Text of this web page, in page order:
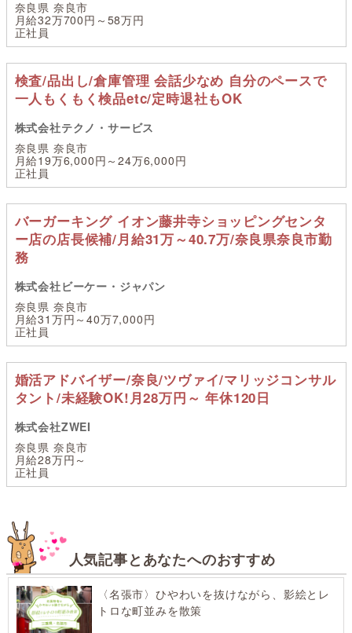
奈良県 奈良市
月給32万700円～58万円
正社員
検査/品出し/倉庫管理 会話少なめ 自分のペースで
一人もくもく検品etc/定時退社もOK
株式会社テクノ・サービス
奈良県 奈良市
月給19万6,000円～24万6,000円
正社員
バーガーキング イオン藤井寺ショッピングセンタ
ー店の店長候補/月給31万～40.7万/奈良県奈良市勤
務
株式会社ビーケー・ジャパン
奈良県 奈良市
月給31万円～40万7,000円
正社員
婚活アドバイザー/奈良/ツヴァイ/マリッジコンサル
タント/未経験OK!月28万円～ 年休120日
株式会社ZWEI
奈良県 奈良市
月給28万円～
正社員
人気記事とあなたへのおすすめ
〈名張市〉ひやわいを抜けながら、影絵とレ
トロな町並みを散策